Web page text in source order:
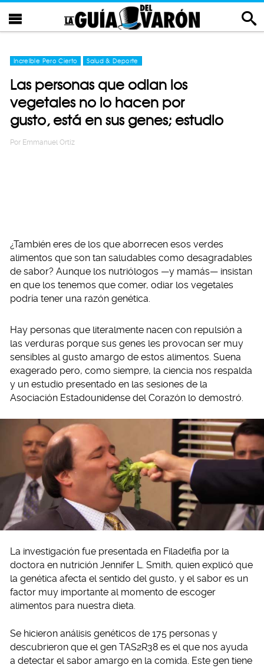
Increíble Pero Cierto Salud & Deporte
Las personas que odian los
vegetales no lo hacen por
gusto, está en sus genes; estudio
Por Emmanuel Ortiz
¿También eres de los que aborrecen esos verdes
alimentos que son tan saludables como desagradables
de sabor? Aunque los nutriólogos —y mamás— insistan
en que los tenemos que comer, odiar los vegetales
podría tener una razón genética.
Hay personas que literalmente nacen con repulsión a
las verduras porque sus genes les provocan ser muy
sensibles al gusto amargo de estos alimentos. Suena
exagerado pero, como siempre, la ciencia nos respalda
y un estudio presentado en las sesiones de la
Asociación Estadounidense del Corazón lo demostró.
La investigación fue presentada en Filadelfia por la
doctora en nutrición Jennifer L. Smith, quien explicó que
la genética afecta el sentido del gusto, y el sabor es un
factor muy importante al momento de escoger
alimentos para nuestra dieta.
Se hicieron análisis genéticos de 175 personas y
descubrieron que el gen TAS2R38 es el que nos ayuda
a detectar el sabor amargo en la comida. Este gen tiene